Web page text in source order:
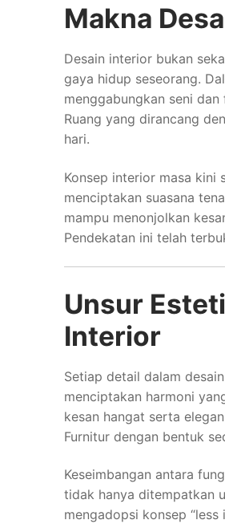
Makna
Desain interior bukan
gaya hidup seseorang.
menggabungkan seni dan
Ruang yang dirancang
hari.
Konsep interior masa kini
menciptakan suasana
mampu menonjolkan
Pendekatan ini telah
Unsur
Interior
Setiap detail dalam
menciptakan harmoni
kesan hangat serta
Furnitur dengan bentuk
Keseimbangan antara
tidak hanya ditempatkan
mengadopsi konsep